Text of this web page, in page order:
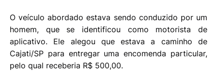
O veículo abordado estava sendo conduzido por um
homem, que se identificou como motorista de
aplicativo. Ele alegou que estava a caminho de
Cajati/SP para entregar uma encomenda particular,
pelo qual receberia R$ 500,00.